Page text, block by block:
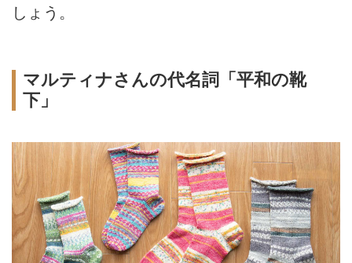
しょう。
マルティナさんの代名詞「平和の靴
下」